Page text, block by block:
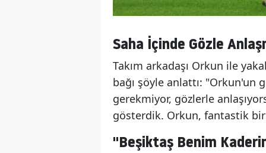
Saha İçinde Gözle
Takım arkadaşı Orkun ile
bağı şöyle anlattı:
gerekmiyor, gözlerle
gösterdik. Orkun, fantastik
"Beşiktaş Benim